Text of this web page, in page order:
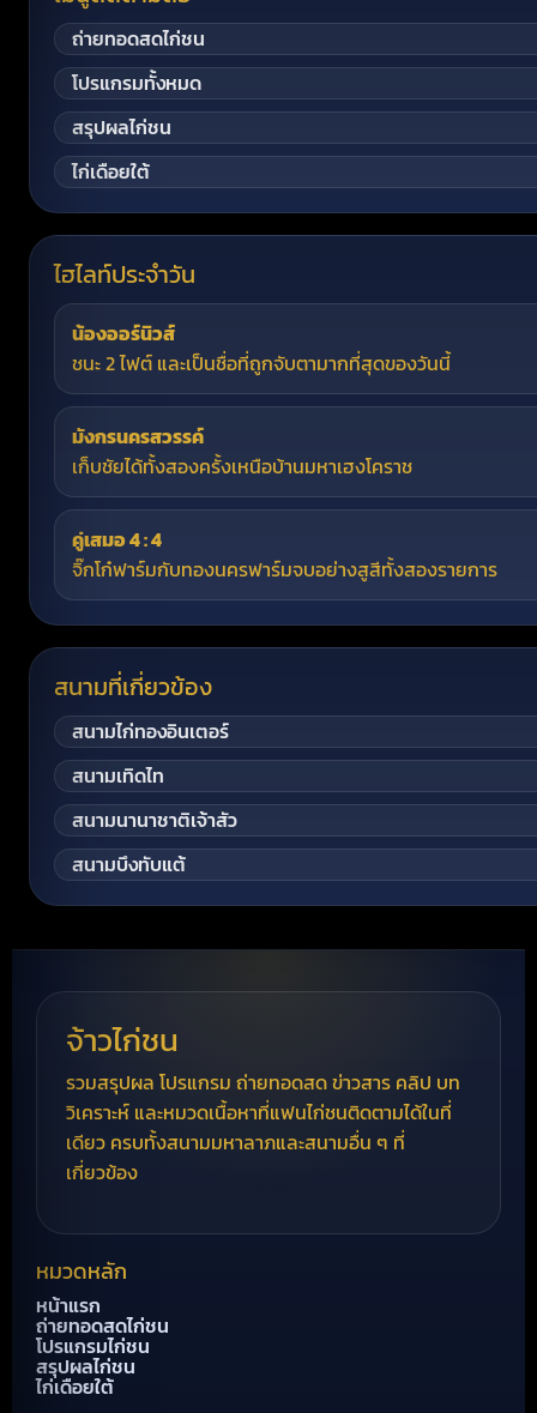
ถ่ายทอดสดไก่ชน
โปรแกรมทั้งหมด
สรุปผลไก่ชน
ไก่เดือยใต้
ไฮไลท์ประจำวัน
น้องออร์นิวส์
ชนะ 2 ไฟต์ และเป็นชื่อที่ถูกจับตามากที่สุดของวันนี้
มังกรนครสวรรค์
เก็บชัยได้ทั้งสองครั้งเหนือบ้านมหาเฮงโคราช
คู่เสมอ 4 : 4
จิ๊กโก๋ฟาร์มกับทองนครฟาร์มจบอย่างสูสีทั้งสองรายการ
สนามที่เกี่ยวข้อง
สนามไก่ทองอินเตอร์
สนามเทิดไท
สนามนานาชาติเจ้าสัว
สนามบึงทับแต้
จ้าวไก่ชน
รวมสรุปผล โปรแกรม ถ่ายทอดสด ข่าวสาร คลิป บท
วิเคราะห์ และหมวดเนื้อหาที่แฟนไก่ชนติดตามได้ในที่
เดียว ครบทั้งสนามมหาลาภและสนามอื่น ๆ ที่
เกี่ยวข้อง
หมวดหลัก
หน้าแรก
ถ่ายทอดสดไก่ชน
โปรแกรมไก่ชน
สรุปผลไก่ชน
ไก่เดือยใต้